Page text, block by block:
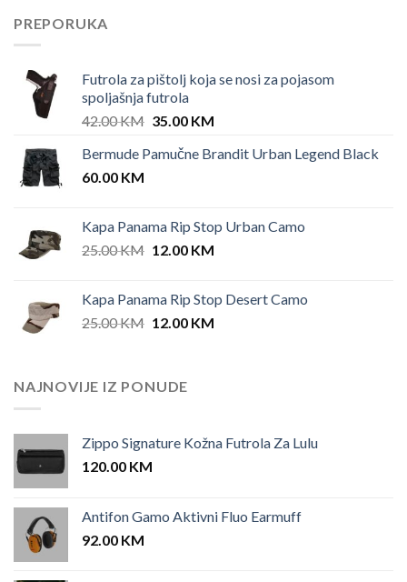
PREPORUKA
Futrola za pištolj koja se nosi za pojasom
spoljašnja futrola
42.00KM Original
was:
35.00 KMCurrent
is:
Bermude Pamučne Brandit Urban Legend Black
60.00 KM
Kapa Panama Rip Stop Urban Camo
25.00KM Original
25.00 KM.
12.00 KMCurrent
12.00 KM.
Kapa Panama Rip Stop Desert Camo
25.00KM Original
25.00 KM.
12.00 KMCurrent
NAJNOVIJE IZ PONUDE
Zippo Signature Kožna Futrola Za Lulu
120.00 KM
Antifon Gamo Aktivni Fluo Earmuff
92.00 KM